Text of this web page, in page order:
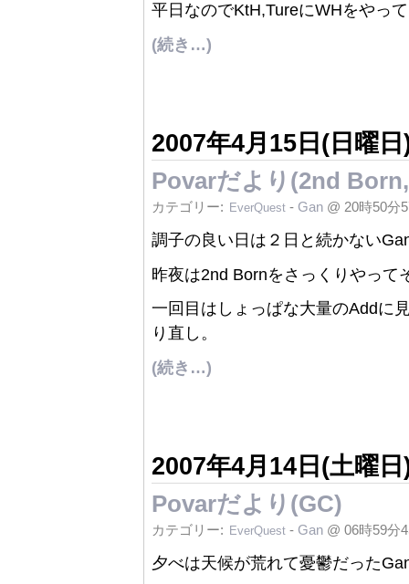
平日なのでKtH,TureにWHをやっ
(続き…)
2007年4月15日(日曜日
Povarだより(2nd
カテゴリー: EverQuest - Gan @ 20時50分
調子の良い日は２日と続かない
昨夜は2nd Bornをさっくりやって
一回目はしょっぱな大量のAddに
り直し。
(続き…)
2007年4月14日(土曜日
Povarだより(GC)
カテゴリー: EverQuest - Gan @ 06時59分
夕べは天候が荒れて憂鬱だった